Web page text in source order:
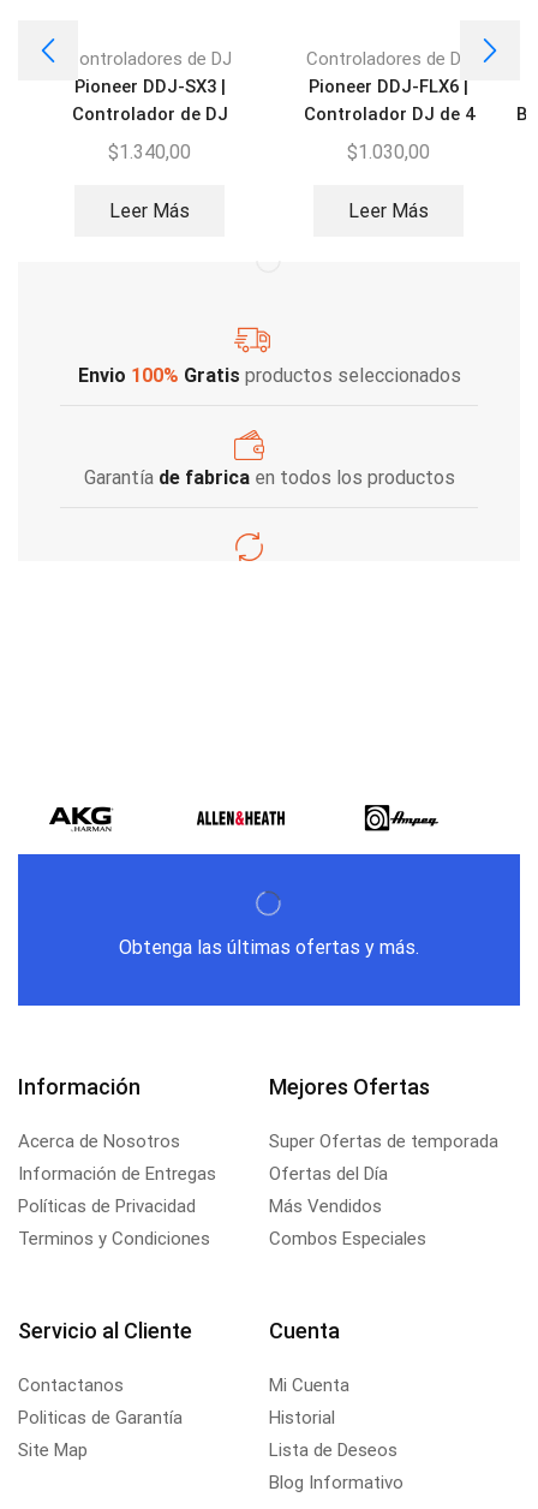
Controladores de DJ
Pioneer DDJ-SX3 |
Controlador de DJ
$1.340,00
Leer Más
Controladores de DJ
Pioneer DDJ-FLX6 |
Controlador DJ de 4
canales
$1.030,00
Leer Más
Envio 100% Gratis productos seleccionados
Garantía de fabricaen todos los productos
Obtenga las últimas ofertas y más.
Información
Acerca de Nosotros
Información de Entregas
Políticas de Privacidad
Terminos y Condiciones
Mejores Ofertas
Super Ofertas de temporada
Ofertas del Día
Más Vendidos
Combos Especiales
Servicio al Cliente
Contactanos
Politicas de Garantía
Site Map
Cuenta
Mi Cuenta
Historial
Lista de Deseos
Blog Informativo